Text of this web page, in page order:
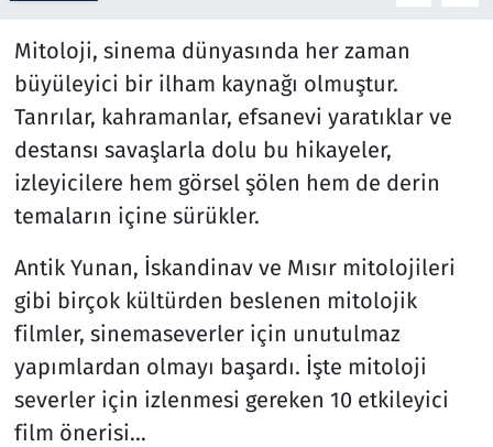
Mitoloji, sinema dünyasında her zaman
büyüleyici bir ilham kaynağı olmuştur.
Tanrılar, kahramanlar, efsanevi yaratıklar ve
destansı savaşlarla dolu bu hikayeler,
izleyicilere hem görsel şölen hem de derin
temaların içine sürükler.
Antik Yunan, İskandinav ve Mısır mitolojileri
gibi birçok kültürden beslenen mitolojik
filmler, sinemaseverler için unutulmaz
yapımlardan olmayı başardı. İşte mitoloji
severler için izlenmesi gereken 10 etkileyici
film önerisi…
Spor
Teknoloji ve Bilim
Televizyon